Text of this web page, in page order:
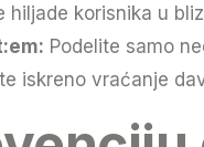
hiljade korisnika u
Podelite samo
iskreno vraćanje